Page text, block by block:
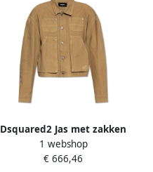
Dsquared2 Jas met zakken
Beige Dames
1 webshop
€ 666,46